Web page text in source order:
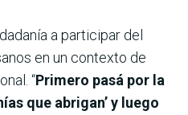
a participar del
en un contexto de
“Primero pasá por la
que abrigan’ y luego